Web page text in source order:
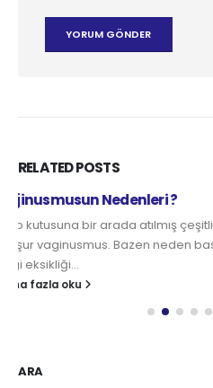
RELATEDPOSTS
Vajinismus ve İlk Gece
Vajinismuslu kadınların çoğu
ilk gece ortaya çıkar. İlk gece
olduğunu ve...
daha fazla oku
ARA